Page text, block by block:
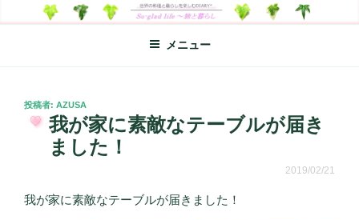
ン
ン
SO-GLAD LIFE～旅と暮らし
世界の料理のエッセイやレシピ、シンプルライフ、楽しい暮らしなどを
綴る、世界248か国を旅した松本あづさのDIARYです
メニュー
投
稿
投稿者: AZUSA
我が家に素敵なテーブルが届き
ました！
2019/02/21
我が家に素敵なテーブルが届きました！